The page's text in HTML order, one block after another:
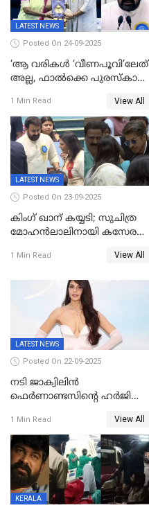
LATEST NEWS
Posted On 24-09-2025
‘ആ വരികള്‍ ‘വീണപൂവി’ലേത്
അല്ല, ഫാൽക്കെ പുരസ്‌കാരം
മോഹന്‍ലാല്‍ ഉദ്ധരിച്ച
വരികളെ ചൊല്ലി
സാമൂഹികമാധ്യമങ്ങളില്‍
ചര്‍ച്ച
1 Min Read View All
LATEST NEWS
Posted On 23-09-2025
കിംഗ് ഖാന് കയ്യടി; സുചിത്ര
മോഹൻലാലിനായി കസേര
ഖാൻ
1 Min Read View All
LATEST NEWS
Posted On 22-09-2025
നടി ജാക്വിലിന്‍
ഫെര്‍ണാണ്ടസിന്റെ ഹര്‍ജി
1 Min Read View All
KERALA